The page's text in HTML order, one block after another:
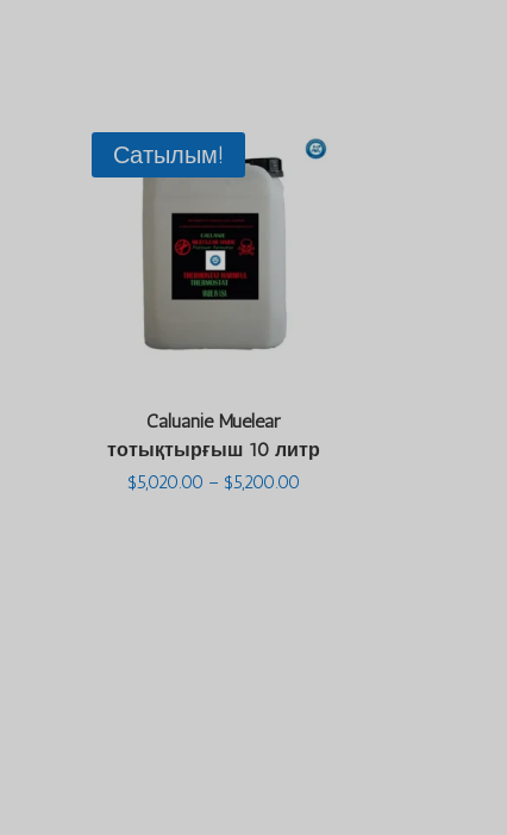
Сатылым!
Caluanie Muelear
тотықтырғыш 10 литр
$5,020.00 – $5,200.00Баға